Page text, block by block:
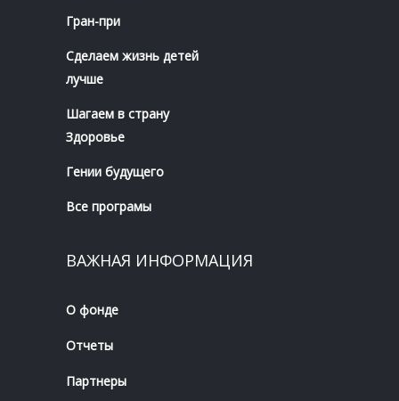
Гран-при
Сделаем жизнь детей
лучше
Шагаем в страну
Здоровье
Гении будущего
Все програмы
ВАЖНАЯ ИНФОРМАЦИЯ
О фонде
Отчеты
Партнеры